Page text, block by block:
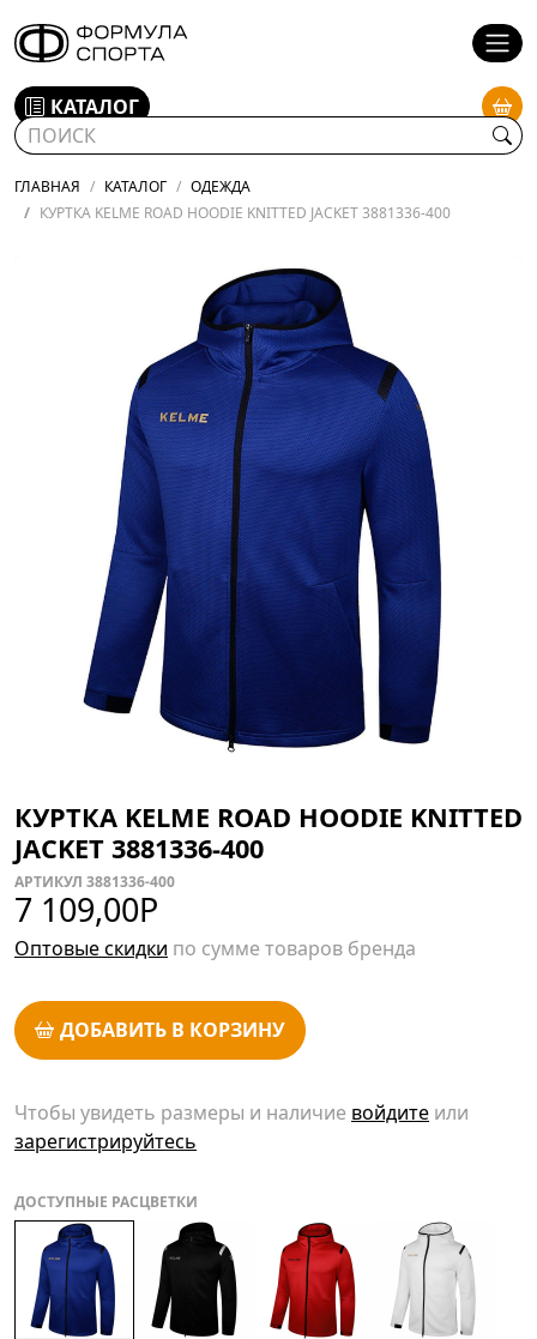
КАТАЛОГ
ГЛАВНАЯ КАТАЛОГ
ОДЕЖДА
КУРТКА KELME ROAD HOODIE KNITTED JACKET 3881336-400
КУРТКА KELME ROAD HOODIE KNITTED
JACKET 3881336-400
АРТИКУЛ 3881336-400
7 109,00Р
Оптовые скидки по сумме товаров бренда
ДОБАВИТЬ В КОРЗИНУ
Чтобы увидеть размеры и наличие войдите или
зарегистрируйтесь
ДОСТУПНЫЕ РАСЦВЕТКИ